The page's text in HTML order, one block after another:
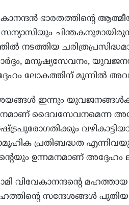
ഭാരതത്തിന്റെ
സന്യാസിയും
നടത്തിയ
മനുഷ്യസേവനം,
ലോകത്തിന് മുന്നിൽ
ഇന്നും
ദൈവസേവനമെന്ന
പ്രതിബദ്ധത
ഉന്നമനമാണ് അദ്ദേഹം
വിവേകാനന്ദന്റെ
സന്ദേശങ്ങൾ